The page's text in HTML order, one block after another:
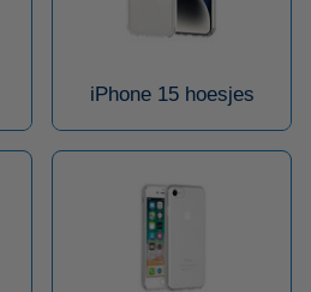
iPhone 15 hoesjes